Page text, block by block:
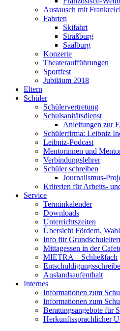
Austausch mit
Fahrten
Skifahrt
Straßburg
Saalburg
Konzerte
Theateraufführungen
Sportfest
Jubiläum 2018
Eltern
Schüler
Schülervertretung
Schulsanitätsdienst
Anleitungen zur
Schülerfirma: Leibniz
Leibniz-Podcast
Mentorinnen und
Verbindungslehrer
Schüler schreiben
Journalismus-
Kriterien für Arbeits-
Service
Terminkalender
Downloads
Unterrichtszeiten
Übersicht Fördern,
Info für
Mittagessen in der
MIETRA – Schließfach
Auslandsaufenthalt
Internes
Informationen zum
Informationen zum
Beratungsangebote für
Herkunftssprachlicher